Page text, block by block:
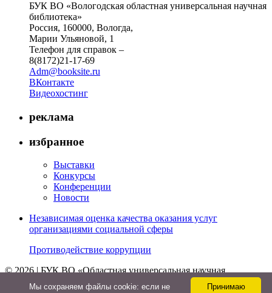
БУК ВО «Вологодская областная универсальная научная
библиотека»
Россия, 160000, Вологда,
Марии Ульяновой, 1
Телефон для справок –
8(8172)21-17-69
Adm@booksite.ru
ВКонтакте
Видеохостинг
реклама
избранное
Выставки
Конкурсы
Конференции
Новости
Независимая оценка качества оказания услуг
организациями социальной сферы
Противодействие коррупции
© 2026 | БУК ВО «Областная универсальная научная
библиотека»
Принимаю
Мы cохраняем файлы cookie: если не